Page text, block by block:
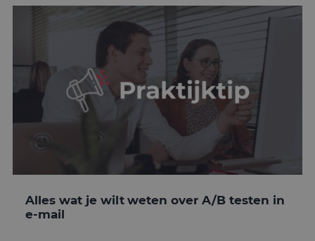
Alles wat je wilt weten over A/B testen in
e-mail